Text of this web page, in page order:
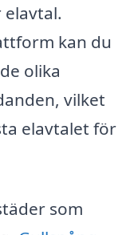
kan du
olika
vilket
elavtalet för
som